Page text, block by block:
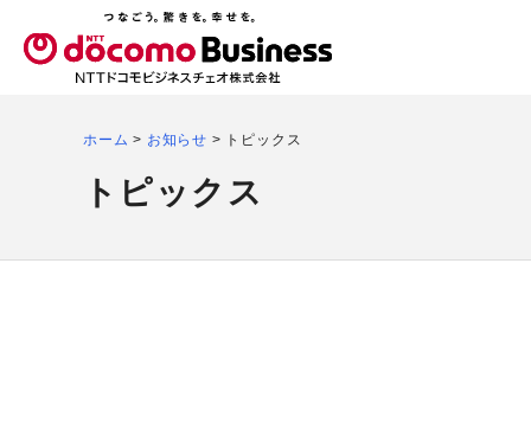
ホーム > お知らせ > トピックス
トピックス